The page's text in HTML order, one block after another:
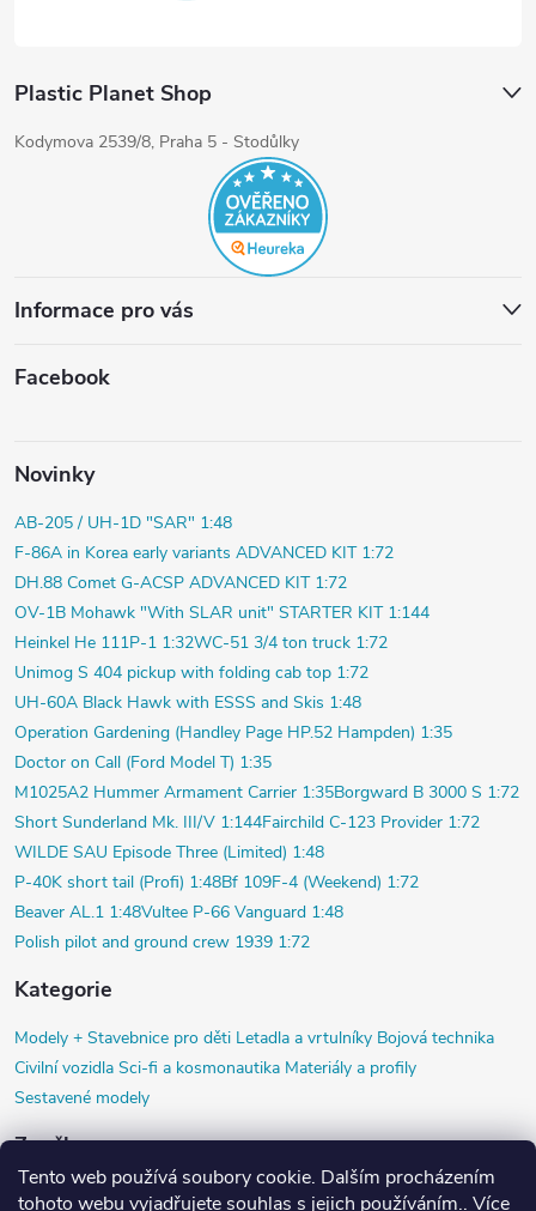
Tento web používá soubory cookie. Dalším procházením
tohoto webu vyjadřujete souhlas s jejich používáním.. Více
Plastic Planet Shop
Kodymova 2539/8, Praha 5 - Stodůlky
Informace pro vás
Facebook
Novinky
AB-205 / UH-1D "SAR" 1:48
F-86A in Korea early variants ADVANCED KIT 1:72
DH.88 Comet G-ACSP ADVANCED KIT 1:72
OV-1B Mohawk "With SLAR unit" STARTER KIT 1:144
Heinkel He 111P-1 1:32WC-51 3/4 ton truck 1:72
Unimog S 404 pickup with folding cab top 1:72
UH-60A Black Hawk with ESSS and Skis 1:48
Operation Gardening (Handley Page HP.52 Hampden) 1:35
Doctor on Call (Ford Model T) 1:35
M1025A2 Hummer Armament Carrier 1:35Borgward B 3000 S 1:72
Short Sunderland Mk. III/V 1:144Fairchild C-123 Provider 1:72
WILDE SAU Episode Three (Limited) 1:48
P-40K short tail (Profi) 1:48Bf 109F-4 (Weekend) 1:72
Beaver AL.1 1:48Vultee P-66 Vanguard 1:48
Polish pilot and ground crew 1939 1:72
Kategorie
Modely + Stavebnice pro děti Letadla a vrtulníky Bojová technika
Civilní vozidla Sci-fi a kosmonautika Materiály a profily
Sestavené modely
Značky
Airfix Black Dog Copper State Models SIA Diorama HM HR model